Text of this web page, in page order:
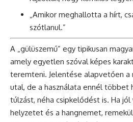
„Amikor meghallotta a hírt,
szótlanul.”
A „gülüszemű” egy tipikusan
amely egyetlen szóval képes
teremteni. Jelentése alapvetően a
utal, de a használata ennél többet
túlzást, néha csipkelődést is. Ha jól
helyzetet és a hangnemet,